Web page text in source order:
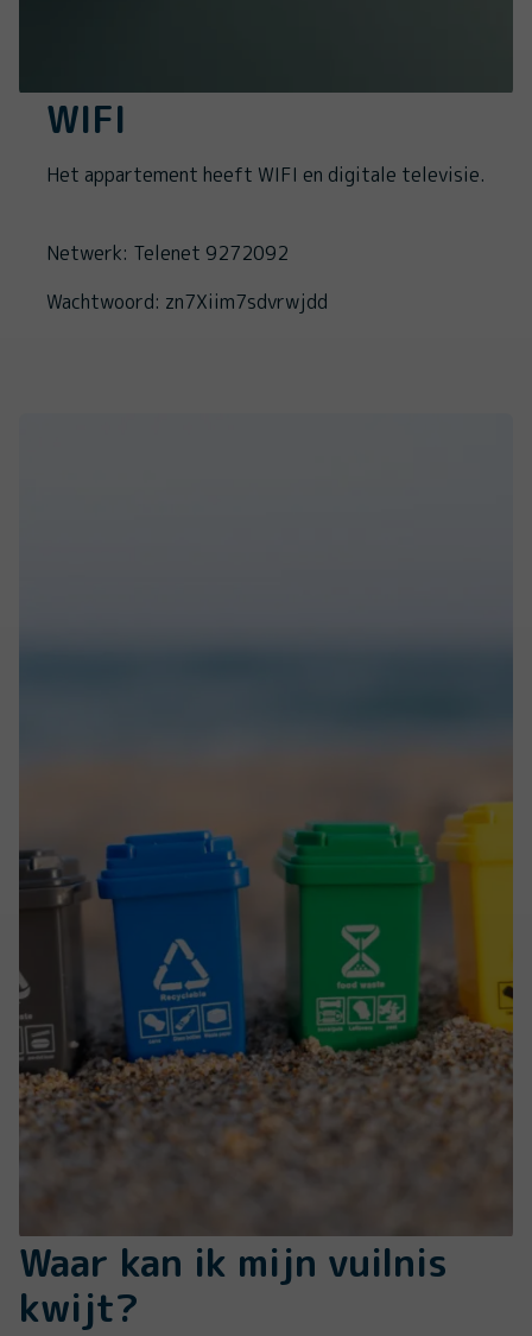
WIFI
Het appartement heeft WIFI en digitale televisie.
Netwerk: Telenet 9272092
Wachtwoord: zn7Xiim7sdvrwjdd
Waar kan ik mijn vuilnis
kwijt?